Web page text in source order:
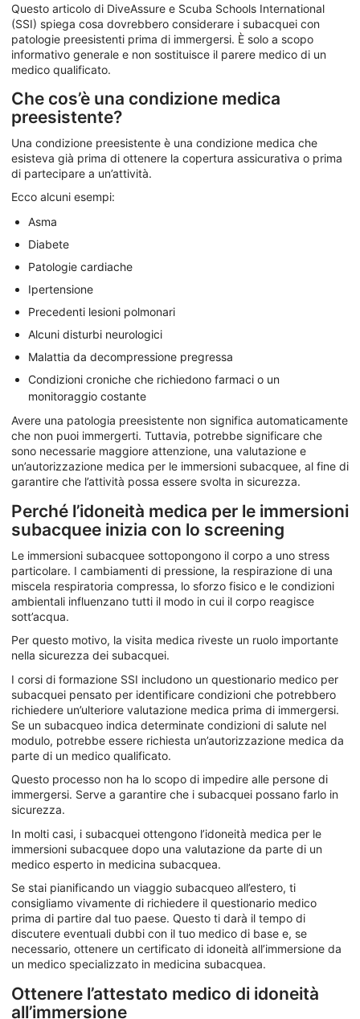
Questo articolo di DiveAssure e Scuba Schools International
(SSI) spiega cosa dovrebbero considerare i subacquei con
patologie preesistenti prima di immergersi. È solo a scopo
informativo generale e non sostituisce il parere medico di un
medico qualificato.
Che cos’è una condizione medica
preesistente?
Una condizione preesistente è una condizione medica che
esisteva già prima di ottenere la copertura assicurativa o prima
di partecipare a un’attività.
Ecco alcuni esempi:
Asma
Diabete
Patologie cardiache
Ipertensione
Precedenti lesioni polmonari
Alcuni disturbi neurologici
Malattia da decompressione pregressa
Condizioni croniche che richiedono farmaci o un
monitoraggio costante
Avere una patologia preesistente non significa automaticamente
che non puoi immergerti. Tuttavia, potrebbe significare che
sono necessarie maggiore attenzione, una valutazione e
un’autorizzazione medica per le immersioni subacquee, al fine di
garantire che l’attività possa essere svolta in sicurezza.
Perché l’idoneità medica per le immersioni
subacquee inizia con lo screening
Le immersioni subacquee sottopongono il corpo a uno stress
particolare. I cambiamenti di pressione, la respirazione di una
miscela respiratoria compressa, lo sforzo fisico e le condizioni
ambientali influenzano tutti il modo in cui il corpo reagisce
sott’acqua.
Per questo motivo, la visita medica riveste un ruolo importante
nella sicurezza dei subacquei.
I corsi di formazione SSI includono un questionario medico per
subacquei pensato per identificare condizioni che potrebbero
richiedere un’ulteriore valutazione medica prima di immergersi.
Se un subacqueo indica determinate condizioni di salute nel
modulo, potrebbe essere richiesta un’autorizzazione medica da
parte di un medico qualificato.
Questo processo non ha lo scopo di impedire alle persone di
immergersi. Serve a garantire che i subacquei possano farlo in
sicurezza.
In molti casi, i subacquei ottengono l’idoneità medica per le
immersioni subacquee dopo una valutazione da parte di un
medico esperto in medicina subacquea.
Se stai pianificando un viaggio subacqueo all’estero, ti
consigliamo vivamente di richiedere il questionario medico
prima di partire dal tuo paese. Questo ti darà il tempo di
discutere eventuali dubbi con il tuo medico di base e, se
necessario, ottenere un certificato di idoneità all’immersione da
un medico specializzato in medicina subacquea.
Ottenere l’attestato medico di idoneità
all’immersione